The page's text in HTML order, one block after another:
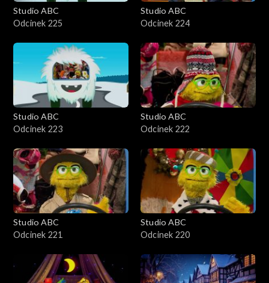
Studio ABC
Odcinek 225
Studio ABC
Odcinek 224
Studio ABC
Odcinek 223
Studio ABC
Odcinek 222
Studio ABC
Odcinek 221
Studio ABC
Odcinek 220